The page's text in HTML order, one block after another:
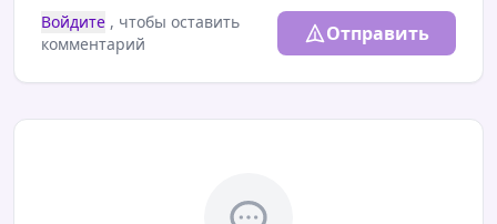
Войдите , чтобы оставить
комментарий
Отправить